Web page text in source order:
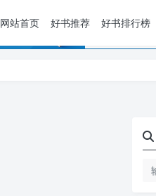
网站首页 好书推荐 好书排行榜